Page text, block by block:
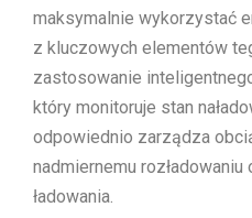
maksymalnie wykorzystać
z kluczowych elementów
zastosowanie
który monitoruje stan
odpowiednio zarządza
nadmiernemu
ładowania.